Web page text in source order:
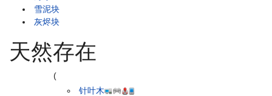
雪泥块
灰烬块
天然存在
(
针叶木